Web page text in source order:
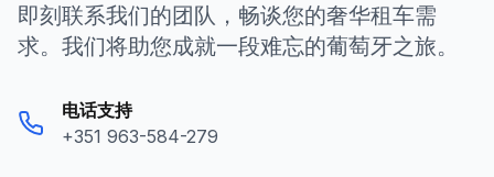
即刻联系我们的团队，畅谈您的奢华租车需
求。我们将助您成就一段难忘的葡萄牙之旅。
电话支持
+351 963-584-279